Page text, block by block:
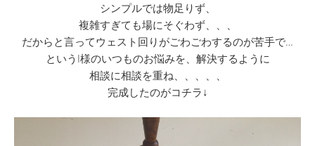
シンプルでは物足りず、
複雑すぎても場にそぐわず、、、
だからと言ってウェスト回りがごわごわするのが苦手で…
というI様のいつものお悩みを、解決するように
相談に相談を重ね、、、、、
完成したのがコチラ↓